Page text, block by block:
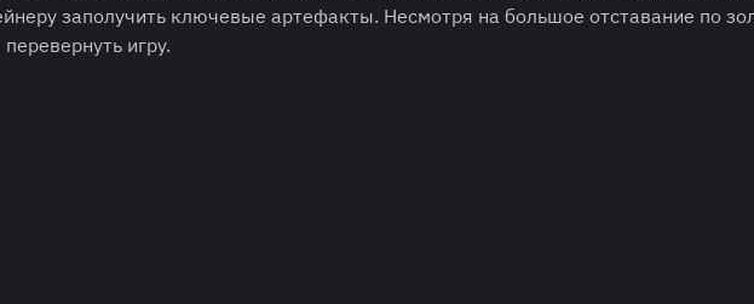
заполучить ключевые артефакты. Несмотря на большое отставание по
игру.